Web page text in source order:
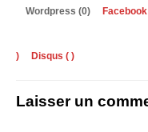
Wordpress (0)
) Disqus ( )
Laisser un